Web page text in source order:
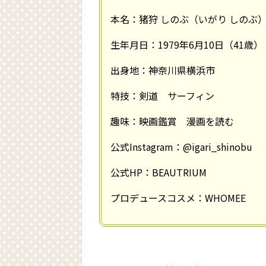
本名：猪狩 しのぶ（いがり しのぶ
生年月日：1979年6月10日（41歳）
出身地：神奈川県横浜市
特技：剣道 サーフィン
趣味：映画鑑賞 漫画を読む
公式Instagram：@igari_shinobu
公式HP：BEAUTRIUM
プロデュースコスメ：WHOMEE